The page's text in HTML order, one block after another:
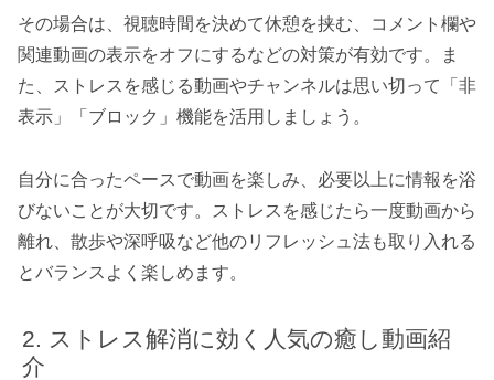
その場合は、視聴時間を決めて休憩を挟む、コメント欄や
関連動画の表示をオフにするなどの対策が有効です。ま
た、ストレスを感じる動画やチャンネルは思い切って「非
表示」「ブロック」機能を活用しましょう。
自分に合ったペースで動画を楽しみ、必要以上に情報を浴
びないことが大切です。ストレスを感じたら一度動画から
離れ、散歩や深呼吸など他のリフレッシュ法も取り入れる
とバランスよく楽しめます。
ストレス解消に効く人気の癒し動画紹
介